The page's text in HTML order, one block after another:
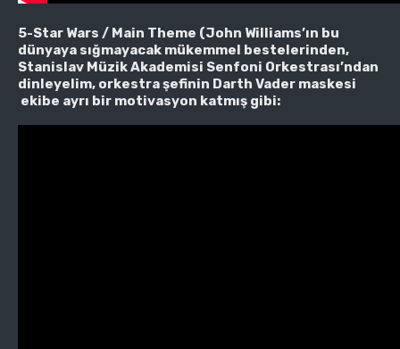
5-Star Wars / Main Theme (John Williams’ın bu
dünyaya sığmayacak mükemmel bestelerinden,
Stanislav Müzik Akademisi Senfoni Orkestrası’ndan
dinleyelim, orkestra şefinin Darth Vader maskesi
ekibe ayrı bir motivasyon katmış gibi: